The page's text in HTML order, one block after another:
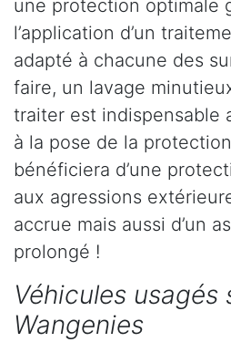
une protection optimale
l’application d’un
adapté à chacune des
faire, un lavage
traiter est indispensable
à la pose de la
bénéficiera d’une
aux agressions
accrue mais aussi d’un
prolongé !
Véhicules usagés
Wangenies